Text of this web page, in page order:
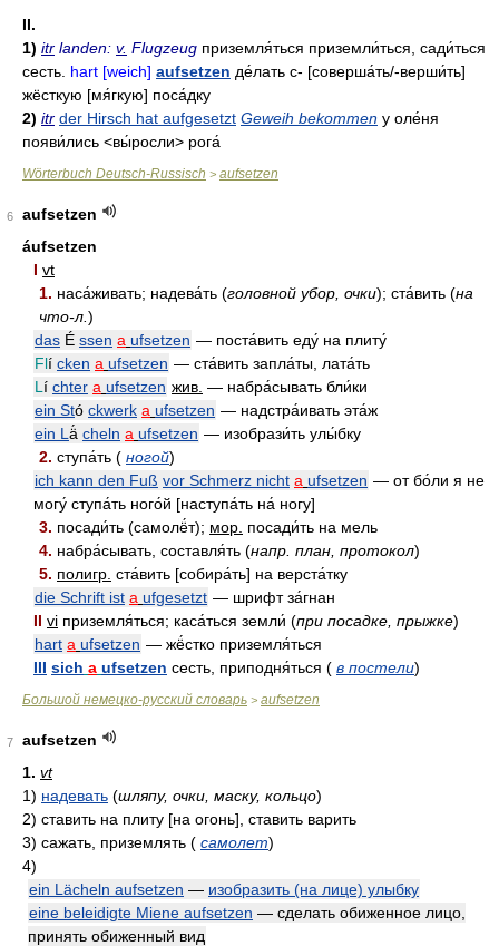
II.
1) itr landen: v. Flugzeug приземля́ться приземли́ться сади́ться
сесть. hart [weich] aufsetzen де́лать с- [соверша́ть/-верши́ть]
жёсткую [мя́гкую] поса́дку
2) itr der Hirsch hat aufgesetzt Geweih bekommen у оле́ня
появи́лись <вы́росли> рога́
Wörterbuch Deutsch-Russisch > aufsetzen
6
aufsetzen
áufsetzen
I vt
1. наса́живать; надева́ть (головной убор, очки); ста́вить (на
что-л. )
das É ssen a ufsetzen — поста́вить еду́ на плиту́
Flí cken a ufsetzen — ста́вить запла́ты, лата́ть
L í chter a ufsetzen жив. — набра́сывать бли́ки
ein Stó ckwerk a ufsetzen — надстра́ивать эта́ж
ein L ä́ cheln a ufsetzen — изобрази́ть улы́бку
2. ступа́ть ( ногой)
ich kann den Fuß vor Schmerz nicht a ufsetzen — от бо́ли я не
могу́ ступа́ть ного́й [наступа́ть на́ ногу]
3. посади́ть (самолё́т); мор. посади́ть на мель
4. набра́сывать, составля́ть (напр. план, протокол)
5. полигр. ста́вить [собира́ть] на верста́тку
die Schrift ist a ufgesetzt — шрифт за́гнан
II vi приземля́ться; каса́ться земли́ (при посадке, прыжке)
hart a ufsetzen — жё́стко приземля́ться
III sich a ufsetzen сесть, приподня́ться ( в постели)
Большой немецко-русский словарь > aufsetzen
7
aufsetzen
1. vt
1) надевать (шляпу, очки, маску, кольцо)
2) ставить на плиту [на огонь], ставить варить
3) сажать, приземлять ( самолет)
4)
ein Lächeln aufsetzen — изобразить (на лице) улыбку
eine beleidigte Miene aufsetzen — сделать обиженное лицо,
принять обиженный вид